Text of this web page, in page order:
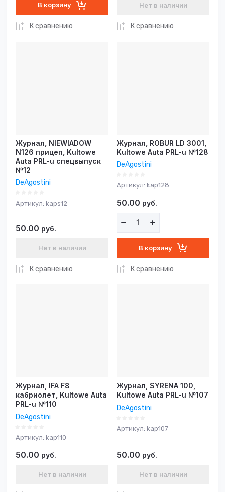
В корзину
К сравнению
Нет в наличии
К сравнению
Журнал, NIEWIADOW
N126 прицеп, Kultowe
Auta PRL-u спецвыпуск
№12
DeAgostini
Артикул: kaps12
50.00 руб.
Нет в наличии
К сравнению
Журнал, ROBUR LD 3001,
Kultowe Auta PRL-u №128
DeAgostini
Артикул: kap128
50.00 руб.
В корзину
К сравнению
Журнал, IFA F8
кабриолет, Kultowe Auta
PRL-u №110
DeAgostini
Артикул: kap110
50.00 руб.
Нет в наличии
Журнал, SYRENA 100,
Kultowe Auta PRL-u №107
DeAgostini
Артикул: kap107
50.00 руб.
Нет в наличии